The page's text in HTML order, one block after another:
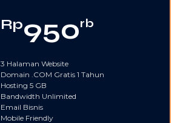
Rp950rb
3 Halaman Website
Domain .COM Gratis 1 Tahun
Hosting 5 GB
Bandwidth Unlimited
Email Bisnis
Mobile Friendly